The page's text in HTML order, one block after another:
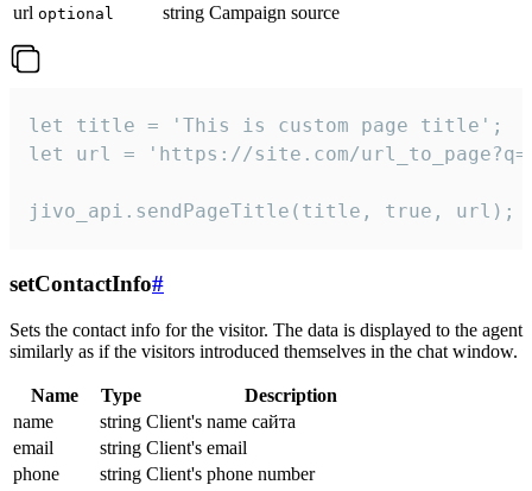
url optional string Campaign source
let title = 'This is custom page title';
let url = 'https://site.com/
jivo_api.sendPageTitle(title, true, url);
setContactInfo#
Sets the contact info for the visitor. The data is displayed to the agent
similarly as if the visitors introduced themselves in the chat window.
Name Type
Description
name
string Client's name сайта
email
string Client's email
phone
string Client's phone number